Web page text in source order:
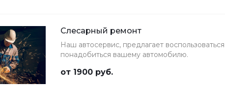
Слесарный ремонт
Наш автосервис, предлагает
понадобиться вашему автомобилю.
от 1900 руб.